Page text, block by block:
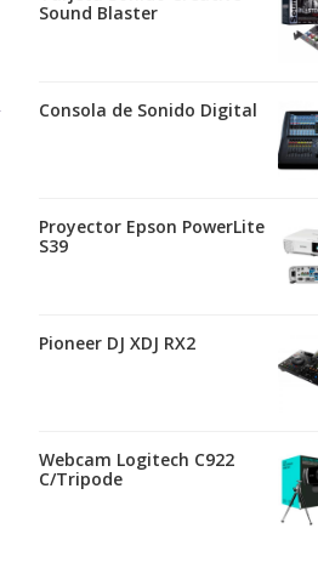
Sound Blaster
Consola de Sonido Digital
Proyector Epson PowerLite
S39
Pioneer DJ XDJ RX2
Webcam Logitech C922
C/Tripode